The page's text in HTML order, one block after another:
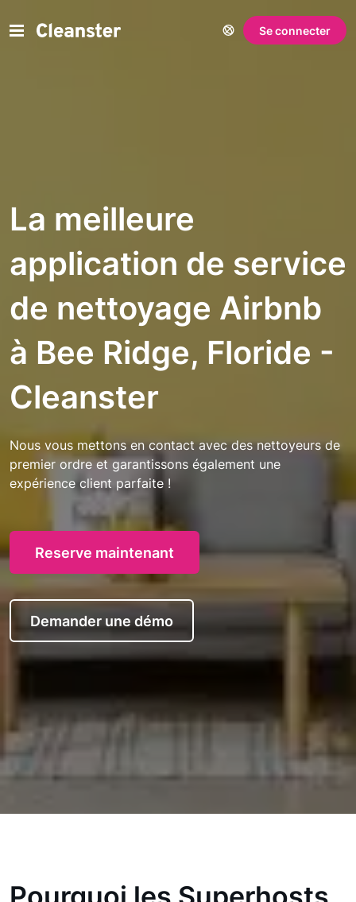
Se connecter
La meilleure
application de service
de nettoyage Airbnb
à Bee Ridge, Floride -
Cleanster
Nous vous mettons en contact avec des nettoyeurs de
premier ordre et garantissons également une
expérience client parfaite !
Reserve maintenant
Demander une démo